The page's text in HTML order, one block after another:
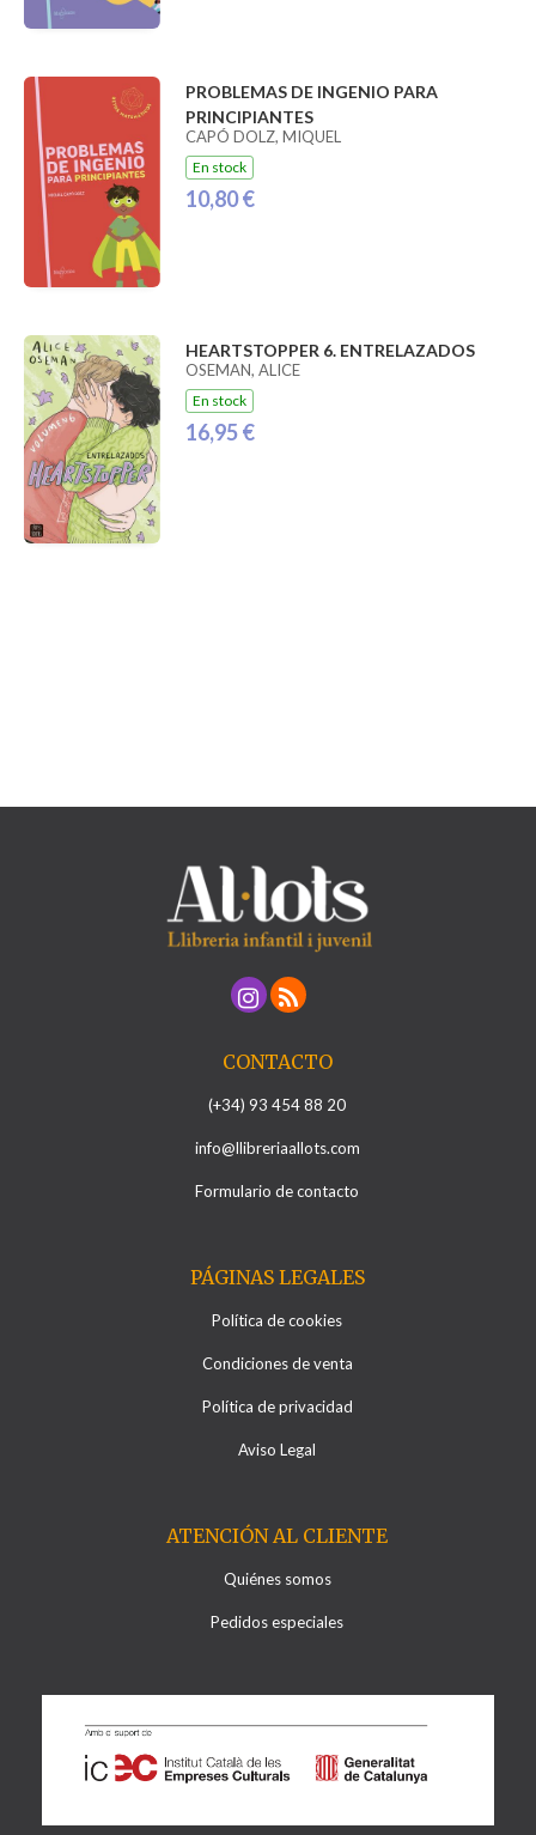
PROBLEMAS DE INGENIO PARA
PRINCIPIANTES
CAPÓ DOLZ, MIQUEL
En stock
10,80 €
HEARTSTOPPER 6. ENTRELAZADOS
OSEMAN, ALICE
En stock
16,95 €
CONTACTO
(+34) 93 454 88 20
info@llibreriaallots.com
Formulario de contacto
PÁGINAS LEGALES
Política de cookies
Condiciones de venta
Política de privacidad
Aviso Legal
ATENCIÓN AL CLIENTE
Quiénes somos
Pedidos especiales